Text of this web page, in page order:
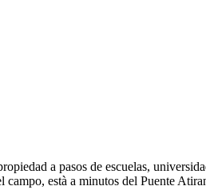
a pasos de escuelas,
està a minutos del Puente